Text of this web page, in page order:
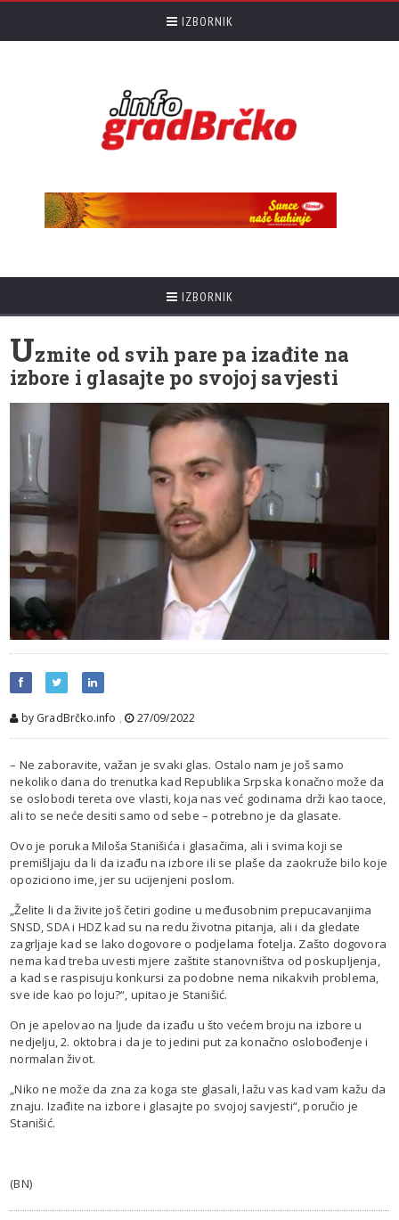
IZBORNIK
IZBORNIK
Uzmite od svih pare pa izađite na
izbore i glasajte po svojoj savjesti
by GradBrčko.info , 27/09/2022
– Ne zaboravite, važan je svaki glas. Ostalo nam je još samo
nekoliko dana do trenutka kad Republika Srpska konačno može da
se oslobodi tereta ove vlasti, koja nas već godinama drži kao taoce,
ali to se neće desiti samo od sebe – potrebno je da glasate.
Ovo je poruka Miloša Stanišića i glasačima, ali i svima koji se
premišljaju da li da izađu na izbore ili se plaše da zaokruže bilo koje
opoziciono ime, jer su ucijenjeni poslom.
„Želite li da živite još četiri godine u međusobnim prepucavanjima
SNSD, SDA i HDZ kad su na redu životna pitanja, ali i da gledate
zagrljaje kad se lako dogovore o podjelama fotelja. Zašto dogovora
nema kad treba uvesti mjere zaštite stanovništva od poskupljenja,
a kad se raspisuju konkursi za podobne nema nikakvih problema,
sve ide kao po loju?“, upitao je Stanišić.
On je apelovao na ljude da izađu u što većem broju na izbore u
nedjelju, 2. oktobra i da je to jedini put za konačno oslobođenje i
normalan život.
„Niko ne može da zna za koga ste glasali, lažu vas kad vam kažu da
znaju. Izađite na izbore i glasajte po svojoj savjesti“, poručio je
Stanišić.
(BN)